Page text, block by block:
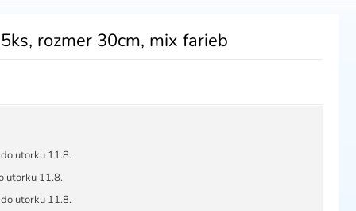
rozmer 30cm, mix farieb
utorku 11.8.
utorku 11.8.
utorku 11.8.